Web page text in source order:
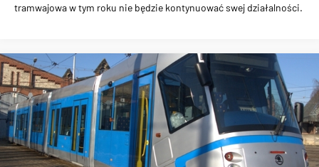
tramwajowa w tym roku nie będzie kontynuować swej działalności.